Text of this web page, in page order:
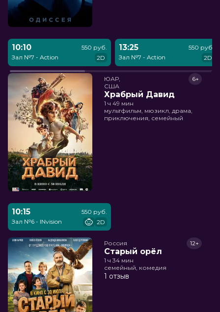
10:10
Зал №7 - Action
550 руб.
2D
13:25
Зал №7 - Action
550 руб.
2D
ЮАР,
США
Храбрый Давид
6+
1 ч 49 мин
мультфильм, мюзикл, драма,
приключения, семейный
10:15
Зал №6 - INvision
550 руб.
2D
Россия
Старый орёл
12+
1 ч 34 мин
семейный, комедия
1 отзыв